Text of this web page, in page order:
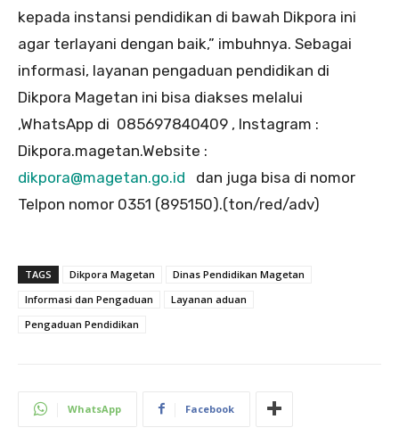
kepada instansi pendidikan di bawah Dikpora ini
agar terlayani dengan baik,” imbuhnya. Sebagai
informasi, layanan pengaduan pendidikan di
Dikpora Magetan ini bisa diakses melalui
,WhatsApp di 085697840409 , Instagram :
Dikpora.magetan.Website :
dikpora@magetan.go.id
dan juga bisa di nomor
Telpon nomor 0351 (895150).(ton/red/adv)
TAGS Dikpora Magetan
Dinas Pendidikan Magetan
Informasi dan Pengaduan
Layanan aduan
Pengaduan Pendidikan
WhatsApp Facebook